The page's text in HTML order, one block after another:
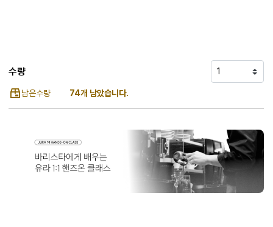
수량
남은수량 74개 남았습니다.